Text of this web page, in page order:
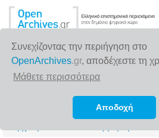
Συνεχίζοντας την περιήγηση στο
OpenArchives.gr, αποδέχεστε τη
Μάθετε περισσότερα
Αποδοχή